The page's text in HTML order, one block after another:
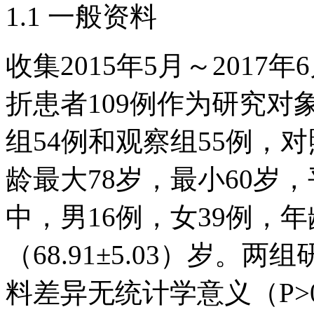
1.1 一般资料
收集2015年5月～2017
折患者109例作为研究对
组54例和观察组55例，
龄最大78岁，最小60岁
中，男16例，女39例，
（68.91±5.03）岁。两
料差异无统计学意义（